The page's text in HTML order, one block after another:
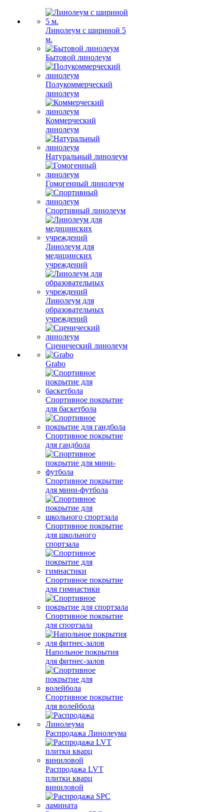
Линолеум с шириной 5
м.
Бытовой линолеум
Полукоммерческий
линолеум
Коммерческий
линолеум
Натуральный линолеум
Гомогенный линолеум
Спортивный линолеум
Линолеум для
медицинских
учреждений
Линолеум для
образовательных
учреждений
Сценический линолеум
Grabo
Спортивное покрытие
для баскетбола
Спортивное покрытие
для гандбола
Спортивное покрытие
для мини-футбола
Спортивное покрытие
для школьного
спортзала
Спортивное покрытие
для гимнастики
Спортивное покрытие
для спортзала
Напольное покрытия
для фитнес-залов
Спортивное покрытие
для волейбола
Распродажа Линолеума
Распродажа LVT
плитки кварц
виниловой